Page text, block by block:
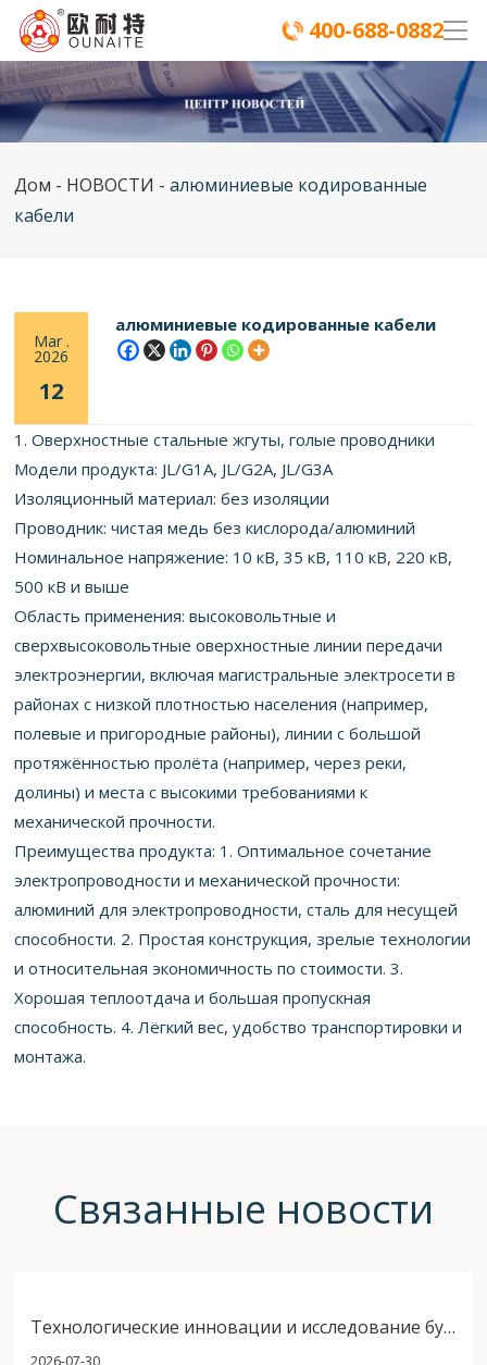
400-688-0882
Дом - НОВОСТИ -алюминиевые кодированные
кабели
Mar .
2026
12
алюминиевые кодированные кабели
1. Оверхностные стальные жгуты, голые проводники
Модели продукта: JL/G1A, JL/G2A, JL/G3A
Изоляционный материал: без изоляции
Проводник: чистая медь без кислорода/алюминий
Номинальное напряжение: 10 кВ, 35 кВ, 110 кВ, 220 кВ,
500 кВ и выше
Область применения: высоковольтные и
сверхвысоковольтные оверхностные линии передачи
электроэнергии, включая магистральные электросети в
районах с низкой плотностью населения (например,
полевые и пригородные районы), линии с большой
протяжённостью пролёта (например, через реки,
долины) и места с высокими требованиями к
механической прочности.
Преимущества продукта: 1. Оптимальное сочетание
электропроводности и механической прочности:
алюминий для электропроводности, сталь для несущей
способности. 2. Простая конструкция, зрелые технологии
и относительная экономичность по стоимости. 3.
Хорошая теплоотдача и большая пропускная
способность. 4. Лёгкий вес, удобство транспортировки и
монтажа.
Связанные новости
Технологические инновации и исследование будущих рыночных возможностей на заводе кабелей для возобновляемой энергетики
2026-07-30